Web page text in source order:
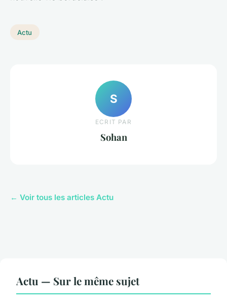
Actu
S
ECRIT PAR
Sohan
← Voir tous les articles Actu
Actu — Sur le même sujet